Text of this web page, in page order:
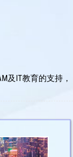
及IT教育的支持，